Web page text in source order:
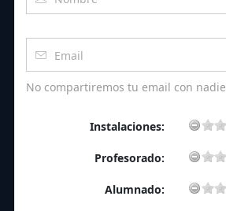
No compartiremos tu email con nadie
Instalaciones:
Profesorado:
Alumnado: